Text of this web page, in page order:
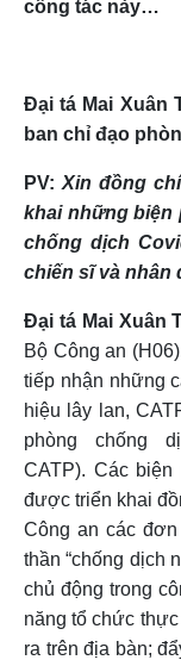
công tác này…
Đại tá Mai Xuân
ban chỉ đạo
PV: Xin đồng
khai những biện
chống dịch
chiến sĩ và nhân
Đại tá Mai Xuân
Bộ Công an
tiếp nhận những
hiệu lây lan,
phòng chống
CATP). Các biện
được triển khai
Công an các
thần “chống dịch
chủ động trong
năng tổ chức
ra trên địa bàn;